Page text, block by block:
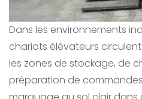
Dans les environnements
chariots élévateurs
les zones de stockage, de
préparation de